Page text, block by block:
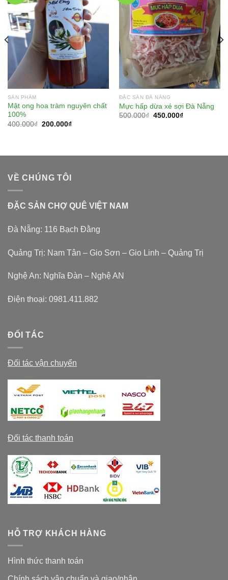
SẢN PHẨM
Mật ong hoa tràm nguyên chất
100%
400.000₫ 200.000₫
ĐẶC SẢN ĐÀ NẴNG
Mực hấp dừa xé sợi Đà Nẵng
500.000₫ 450.000₫
VỀ CHÚNG TÔI
ĐẶC SẢN CHỢ QUÊ VIỆT NAM
Đà Nẵng: 116 Bạch Đằng
Quảng Trị: Nam Tân – Gio Sơn – Gio Linh – Quảng Trị
Nghệ An: Nghĩa Đàn – Nghệ AN
Điện thoại: 0981.411.882
ĐỐI TÁC
Đối tác vận chuyển
Đối tác thanh toán
HỖ TRỢ KHÁCH HÀNG
Hình thức thanh toán